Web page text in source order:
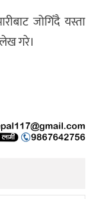
जोगिँदै यस्ता
गरे।